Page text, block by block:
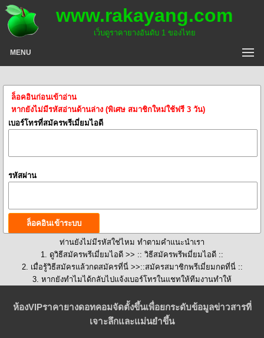
www.rakayang.com
เว็บดูราคายางอันดับ 1 ของไทย
MENU
ล็อคอินก่อนเข้าอ่าน
หากยังไม่มีรหัสอ่านด้านล่าง (พิเศษ สมาชิกใหม่ใช้ฟรี 3 วัน)
เบอร์โทรที่สมัครพรีเมี่ยมไอดี
รหัสผ่าน
ท่านยังไม่มีรหัสใช่ไหม ทำตามคำแนะนำเรา
1. ดูวิธีสมัครพรีเมี่ยมไอดี >> :: วิธีสมัครพรีพมี่ยมไอดี ::
2. เมื่อรู้วิธีสมัครแล้วกดสมัครที่นี่ >>::สมัครสมาชิกพรีเมี่ยมกดที่นี่ ::
3. หากยังทำไมได้กลับไปแจ้งเบอร์โทรในแชทให้ทีมงานทำให้
ห้องVIPราคายางดอทคอมจัดตั้งขึ้นเพื่อยกระดับข้อมูลข่าวสารที่
เจาะลึกและแม่นยำขึ้น